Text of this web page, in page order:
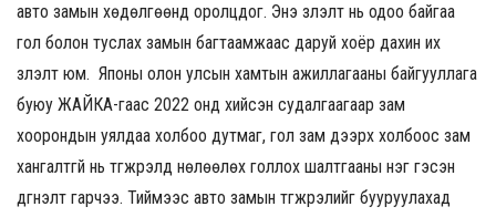
авто замын хөдөлгөөнд оролцдог. Энэ үзүүлэлт нь одоо байгаа
гол болон туслах замын багтаамжаас даруй хоёр дахин их
үзүүлэлт юм. Японы олон улсын хамтын ажиллагааны байгууллага
буюу ЖАЙКА-гаас 2022 онд хийсэн судалгаагаар зам
хоорондын уялдаа холбоо дутмаг, гол зам дээрх холбоос зам
хангалтгүй нь түгжрэлд нөлөөлөх голлох шалтгааны нэг гэсэн
дүгнэлт гарчээ. Тиймээс авто замын түгжрэлийг бууруулахад